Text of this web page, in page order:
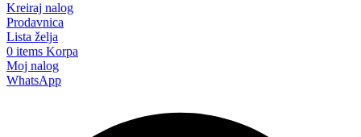
Kreiraj nalog
Prodavnica
Lista želja
0 items Korpa
Moj nalog
WhatsApp